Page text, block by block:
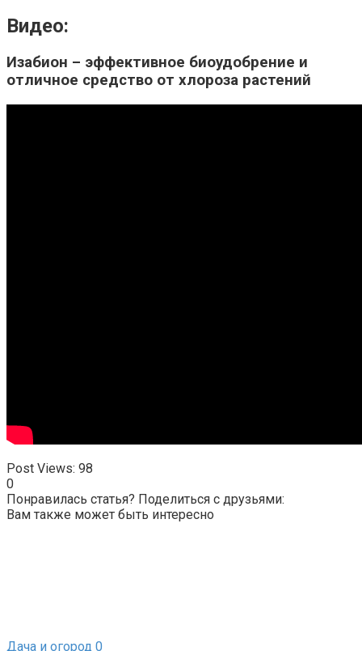
Видео:
Изабион – эффективное биоудобрение и
отличное средство от хлороза растений
Post Views: 98
0
Понравилась статья? Поделиться с друзьями:
Вам также может быть интересно
Дача и огород 0